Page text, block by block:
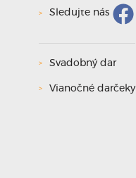
Sledujte nás
Svadobný dar
Vianočné darčeky